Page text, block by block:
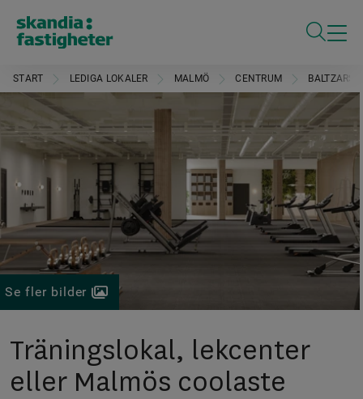
START LEDIGA LOKALER MALMÖ CENTRUM
Se fler bilder
Träningslokal, lekcenter
eller Malmös coolaste